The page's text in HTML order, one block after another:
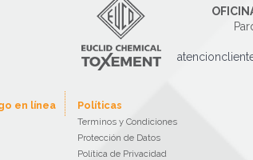
en línea Políticas
Terminos y Condiciones
Protección de Datos
Política de Privacidad